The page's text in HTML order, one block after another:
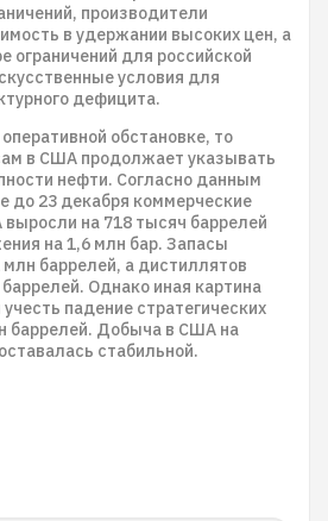
производители
в удержании высоких цен, а
ограничений для российской
условия для
дефицита.
обстановке, то
в США продолжает указывать
нефти. Согласно данным
до 23 декабря коммерческие
на 718 тысяч баррелей
на 1,6 млн бар. Запасы
млн баррелей, а дистиллятов
Однако иная картина
падение стратегических
баррелей. Добыча в США на
стабильной.